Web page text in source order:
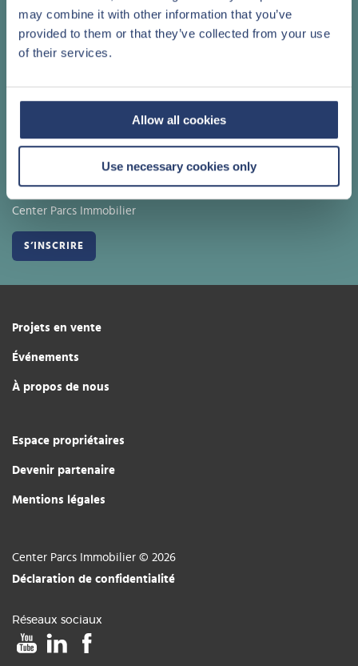
may combine it with other information that you’ve
provided to them or that they’ve collected from your use
of their services.
Allow all cookies
Use necessary cookies only
Je souhaite recevoir par e-mail des informations sur
Center Parcs Immobilier
Appelez un de nos conseillers
Projets en vente
Événements
À propos de nous
Espace propriétaires
Devenir partenaire
Mentions légales
Center Parcs Immobilier © 2026
Déclaration de confidentialité
Réseaux sociaux